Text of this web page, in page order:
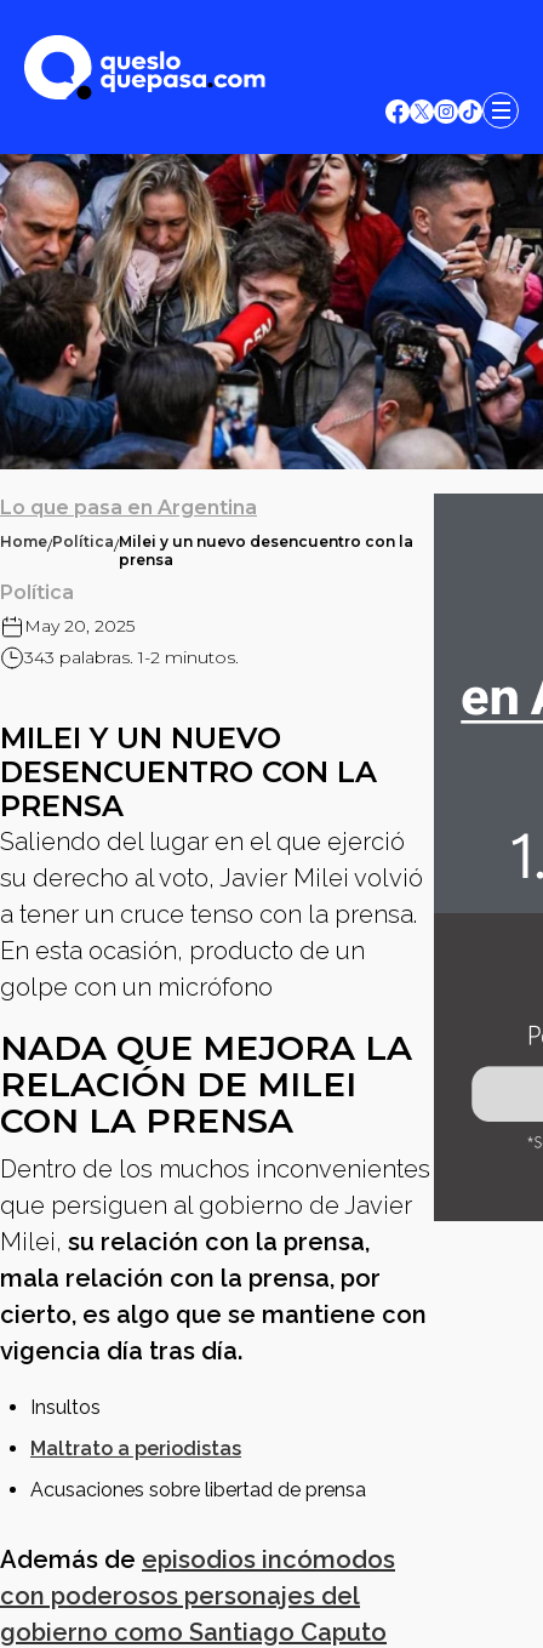
Lo que pasa en Argentina
Home/Política/Milei y un nuevo desencuentro con la
prensa
Política
May 20, 2025
343 palabras. 1-2 minutos.
MILEI Y UN NUEVO
DESENCUENTRO CON LA
PRENSA
Saliendo del lugar en el que ejerció
su derecho al voto, Javier Milei volvió
a tener un cruce tenso con la prensa.
En esta ocasión, producto de un
golpe con un micrófono
NADA QUE MEJORA LA
RELACIÓN DE MILEI
CON LA PRENSA
Dentro de los muchos inconvenientes
que persiguen al gobierno de Javier
Milei, su relación con la prensa,
mala relación con la prensa, por
cierto, es algo que se mantiene con
vigencia día tras día.
Insultos
Maltrato a periodistas
Acusaciones sobre libertad de prensa
Además de episodios incómodos
con poderosos personajes del
gobierno como Santiago Caputo